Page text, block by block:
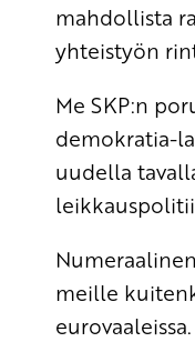
mahdollista
yhteistyön
Me SKP:n
demokratia-
uudella
meille
eurovaaleissa.